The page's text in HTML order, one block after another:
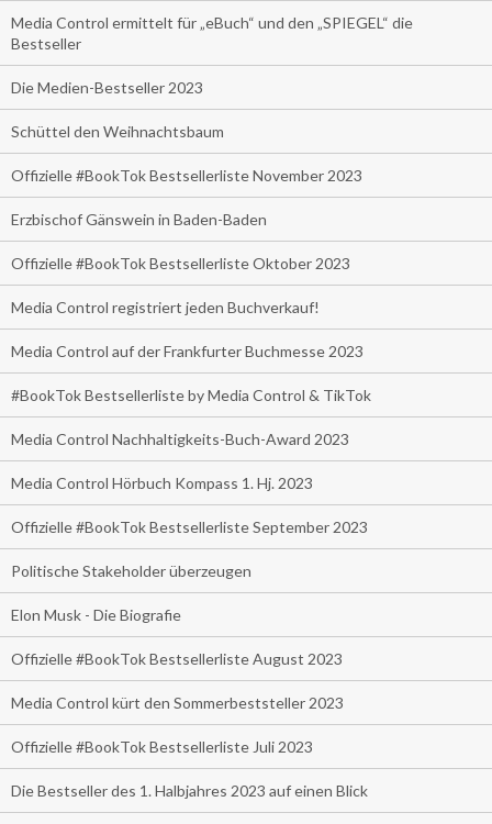
Media Control ermittelt für „eBuch“ und den „SPIEGEL“ die
Bestseller
Die Medien-Bestseller 2023
Schüttel den Weihnachtsbaum
Offizielle #BookTok Bestsellerliste November 2023
Erzbischof Gänswein in Baden-Baden
Offizielle #BookTok Bestsellerliste Oktober 2023
Media Control registriert jeden Buchverkauf!
Media Control auf der Frankfurter Buchmesse 2023
#BookTok Bestsellerliste by Media Control & TikTok
Media Control Nachhaltigkeits-Buch-Award 2023
Media Control Hörbuch Kompass 1. Hj. 2023
Offizielle #BookTok Bestsellerliste September 2023
Politische Stakeholder überzeugen
Elon Musk - Die Biografie
Offizielle #BookTok Bestsellerliste August 2023
Media Control kürt den Sommerbeststeller 2023
Offizielle #BookTok Bestsellerliste Juli 2023
Die Bestseller des 1. Halbjahres 2023 auf einen Blick